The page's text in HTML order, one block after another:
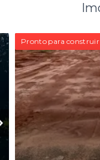
Pronto para construir